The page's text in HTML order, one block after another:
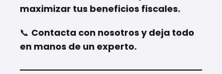
maximizar tus beneficios fiscales.
📞 Contacta con nosotros y deja todo
en manos de un experto.